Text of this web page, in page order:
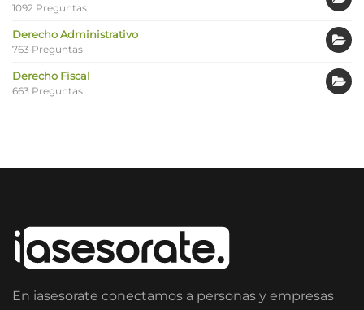
1092 Preguntas
Derecho Administrativo
763 Preguntas
Derecho Fiscal
663 Preguntas
En iasesorate conectamos a personas y empresas